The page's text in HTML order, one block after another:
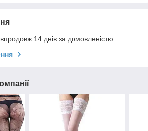
14 днів за домовленістю